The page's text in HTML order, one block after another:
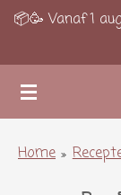
Ga
de
hoofdinhoud
📦🥳 Vanaf 1
Home »